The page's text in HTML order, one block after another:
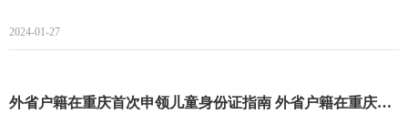
2024-01-27
外省户籍在重庆首次申领儿童身份证指南 外省户籍在重庆首次申领儿童身份证条件+材料+流程